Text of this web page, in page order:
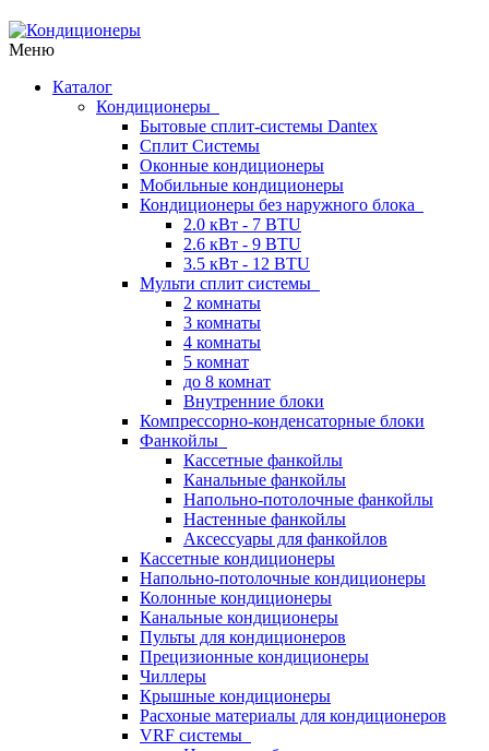
Меню
Каталог
Кондиционеры
Бытовые сплит-системы Dantex
Сплит Системы
Оконные кондиционеры
Мобильные кондиционеры
Кондиционеры без наружного блока
2.0 кВт - 7 BTU
2.6 кВт - 9 BTU
3.5 кВт - 12 BTU
Мульти сплит системы
2 комнаты
3 комнаты
4 комнаты
5 комнат
до 8 комнат
Внутренние блоки
Компрессорно-конденсаторные блоки
Фанкойлы
Кассетные фанкойлы
Канальные фанкойлы
Напольно-потолочные фанкойлы
Настенные фанкойлы
Аксессуары для фанкойлов
Кассетные кондиционеры
Напольно-потолочные кондиционеры
Колонные кондиционеры
Канальные кондиционеры
Пульты для кондиционеров
Прецизионные кондиционеры
Чиллеры
Крышные кондиционеры
Расхоные материалы для кондиционеров
VRF системы